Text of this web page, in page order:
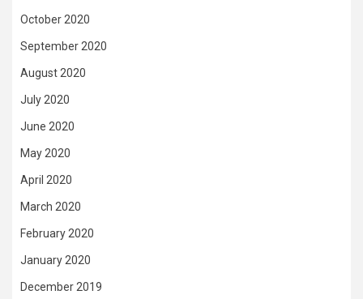
October 2020
September 2020
August 2020
July 2020
June 2020
May 2020
April 2020
March 2020
February 2020
January 2020
December 2019